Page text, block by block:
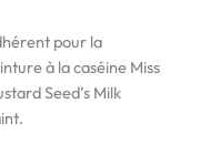
pour la
à la caséine Miss
Seed’s Milk